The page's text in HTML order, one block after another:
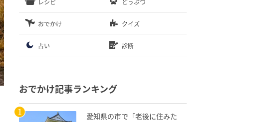
レシピ どうぶつ
おでかけ クイズ
占い 診断
おでかけ記事ランキング
愛知県の市で「老後に住みた